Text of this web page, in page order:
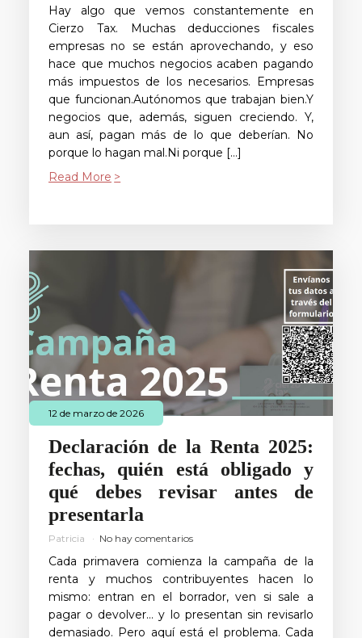
Hay algo que vemos constantemente en
Cierzo Tax. Muchas deducciones fiscales
empresas no se están aprovechando, y eso
hace que muchos negocios acaben pagando
más impuestos de los necesarios. Empresas
que funcionan.Autónomos que trabajan bien.Y
negocios que, además, siguen creciendo. Y,
aun así, pagan más de lo que deberían. No
porque lo hagan mal.Ni porque […]
Read More
12 de marzo de 2026
Declaración de la Renta 2025:
fechas, quién está obligado y
qué debes revisar antes de
presentarla
Patricia No hay comentarios
Cada primavera comienza la campaña de la
renta y muchos contribuyentes hacen lo
mismo: entran en el borrador, ven si sale a
pagar o devolver… y lo presentan sin revisarlo
demasiado. Pero aquí está el problema. Cada